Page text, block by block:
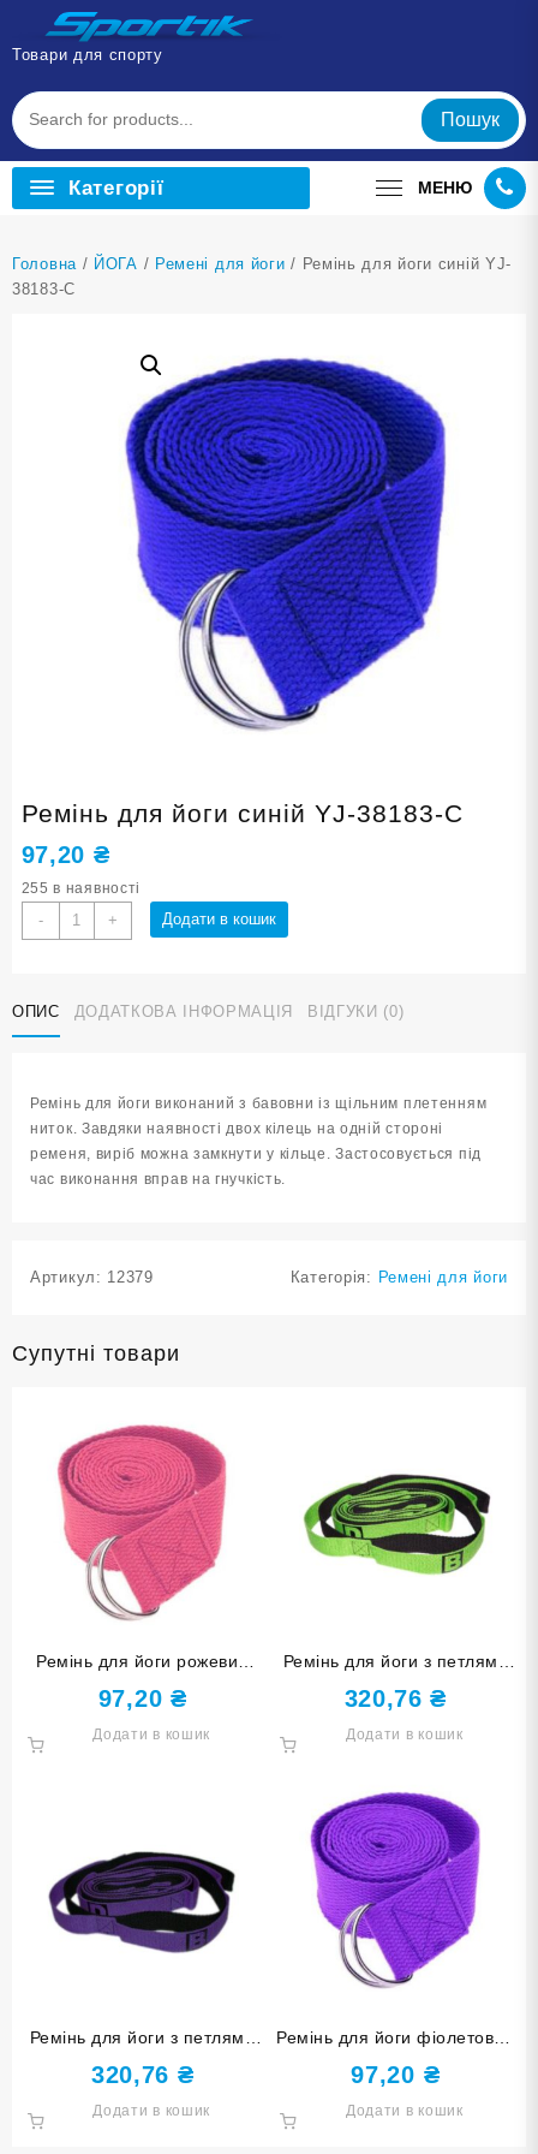
Перейти
вмісту
Товари для спорту
Пошук
Категорії МЕНЮ
Головна / ЙОГА / Ремені для йоги / Ремінь для йоги синій YJ-
38183-С
Ремінь для йоги синій YJ-38183-С
97,20 ₴
255 в наявності
-
Ремінь
для
YJ-
38183-
+ Додати в кошик
ОПИС ДОДАТКОВА ІНФОРМАЦІЯ ВІДГУКИ (0)
Ремінь для йоги виконаний з бавовни із щільним плетенням
ниток. Завдяки наявності двох кілець на одній стороні
ременя, виріб можна замкнути у кільце. Застосовується під
час виконання вправ на гнучкість.
Артикул: 12379 Категорія: Ремені для йоги
Супутні товари
Ремінь для йоги рожевий
YJ-38183-Р
97,20 ₴
Додати в кошик
Ремінь для йоги з петлями
для хвату зелений YJ-
ABCD-З
320,76₴
Додати в кошик
Ремінь для йоги з петлями
для хвату фіолетовий YJ-
ABCD-Ф
320,76 ₴
Додати в кошик
Ремінь для йоги фіолетовий
YJ-38183-Ф
97,20 ₴
Додати в кошик